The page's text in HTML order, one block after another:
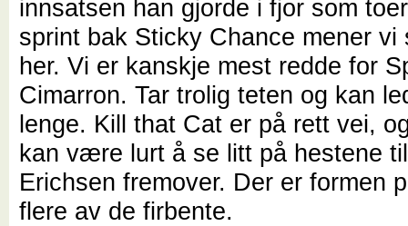
innsatsen han gjorde i fjor som
sprint bak Sticky Chance mener vi
her. Vi er kanskje mest redde for
Cimarron. Tar trolig teten og kan
lenge. Kill that Cat er på rett vei,
kan være lurt å se litt på hestene
Erichsen fremover. Der er formen
flere av de firbente.